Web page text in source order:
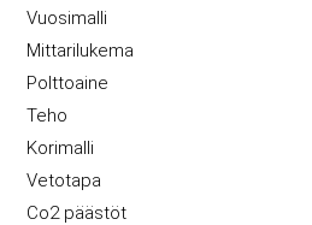
Vuosimalli
Mittarilukema
Polttoaine
Teho
Korimalli
Vetotapa
Co2 päästöt